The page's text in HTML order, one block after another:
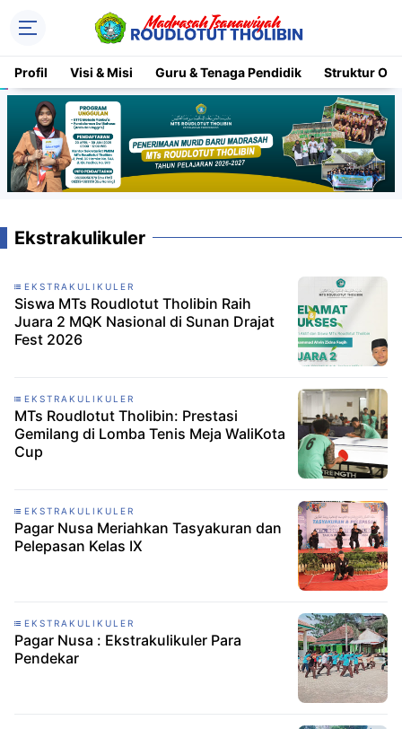
Profil Visi & Misi Guru & Tenaga Pendidik Struktur
Ekstrakulikuler
EKSTRAKULIKULER
Siswa MTs Roudlotut Tholibin Raih
Juara 2 MQK Nasional di Sunan Drajat
Fest 2026
EKSTRAKULIKULER
MTs Roudlotut Tholibin: Prestasi
Gemilang di Lomba Tenis Meja WaliKota
Cup
EKSTRAKULIKULER
Pagar Nusa Meriahkan Tasyakuran dan
Pelepasan Kelas IX
EKSTRAKULIKULER
Pagar Nusa : Ekstrakulikuler Para
Pendekar